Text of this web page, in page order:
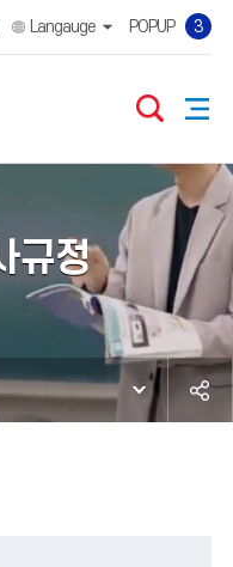
Langauge POPUP 3
규정